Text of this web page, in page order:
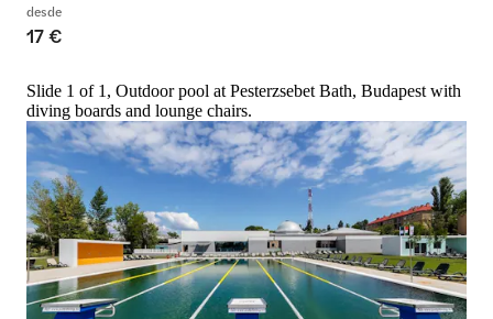
desde
17 €
Slide 1 of 1, Outdoor pool at Pesterzsebet Bath, Budapest with
diving boards and lounge chairs.